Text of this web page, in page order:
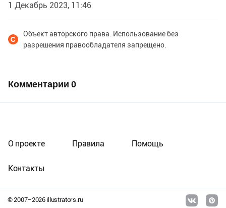
1 Декабрь 2023, 11:46
Объект авторского права. Использование без
разрешения правообладателя запрещено.
Комментарии 0
© 2007–2026illustrators.ru
О проекте Правила Помощь
Контакты